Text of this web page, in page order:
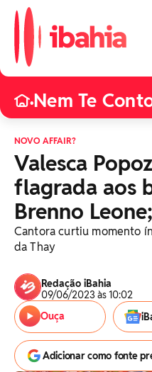
•Nem Te
NOVO AFFAIR?
Valesca
flagrada aos
Brenno
Cantora curtiu momento
da Thay
Redação iBahia
09/06/2023 às 10:02
Ouça
Adicionar como fonte